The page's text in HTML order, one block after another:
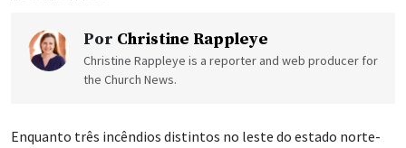
Por Christine Rappleye
Christine Rappleye is a reporter and web producer for
the Church News.
Enquanto três incêndios distintos no leste do estado norte-